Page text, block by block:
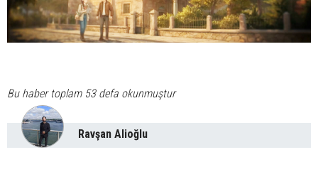
Bu haber toplam 53 defa okunmuştur
Ravşan Alioğlu